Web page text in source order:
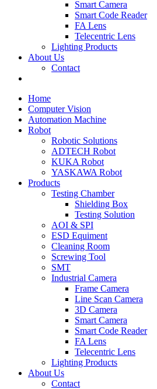
Smart Camera
Smart Code Reader
FA Lens
Telecentric Lens
Lighting Products
About Us
Contact
Home
Computer Vision
Automation Machine
Robot
Robotic Solutions
ADTECH Robot
KUKA Robot
YASKAWA Robot
Products
Testing Chamber
Shielding Box
Testing Solution
AOI & SPI
ESD Equiment
Cleaning Room
Screwing Tool
SMT
Industrial Camera
Frame Camera
Line Scan Camera
3D Camera
Smart Camera
Smart Code Reader
FA Lens
Telecentric Lens
Lighting Products
About Us
Contact